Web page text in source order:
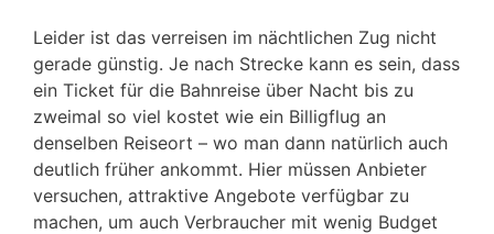
Leider ist das verreisen im nächtlichen Zug nicht
gerade günstig. Je nach Strecke kann es sein, dass
ein Ticket für die Bahnreise über Nacht bis zu
zweimal so viel kostet wie ein Billigflug an
denselben Reiseort – wo man dann natürlich auch
deutlich früher ankommt. Hier müssen Anbieter
versuchen, attraktive Angebote verfügbar zu
machen, um auch Verbraucher mit wenig Budget